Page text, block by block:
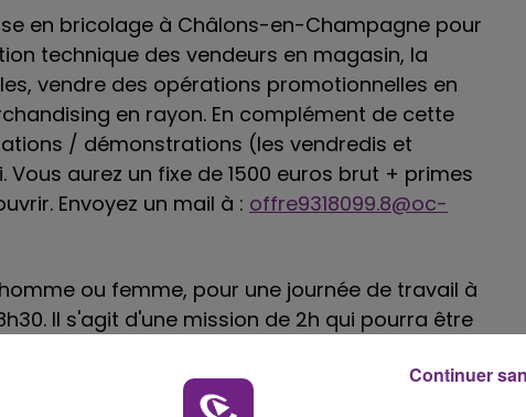
10h00 - 14h00
en bricolage à Châlons-en-Champagne pour
technique des vendeurs en magasin, la
vendre des opérations promotionnelles en
en rayon. En complément de cette
/ démonstrations (les vendredis et
aurez un fixe de 1500 euros brut + primes
Envoyez un mail à : offre9318099.8@oc-
ou femme, pour une journée de travail à
Il s'agit d'une mission de 2h qui pourra être
Delima à :
en carrelage à Givet en CDI. Vous
Continuer